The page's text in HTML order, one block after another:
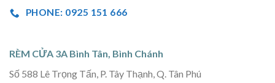
PHONE: 0925 151 666
RÈM CỬA 3A Bình Tân, Bình Chánh
Số 588 Lê Trọng Tấn, P. Tây Thạnh, Q. Tân Phú